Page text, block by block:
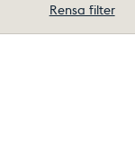
Rensa filter